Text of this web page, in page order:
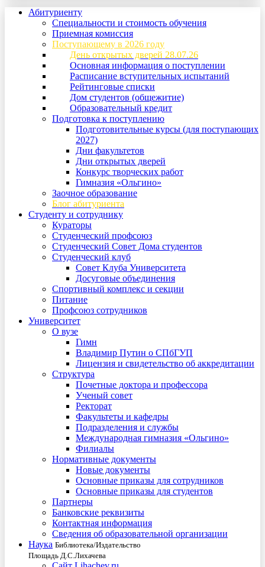
Абитуриенту
Специальности и стоимость обучения
Приемная комиссия
Поступающему в 2026 году
День открытых дверей 28.07.26
Основная информация о поступлении
Расписание вступительных испытаний
Рейтинговые списки
Дом студентов (общежитие)
Образовательный кредит
Подготовка к поступлению
Подготовительные курсы (для поступающих
2027)
Дни факультетов
Дни открытых дверей
Конкурс творческих работ
Гимназия «Ольгино»
Заочное образование
Блог абитуриента
Студенту и сотруднику
Кураторы
Студенческий профсоюз
Студенческий Совет Дома студентов
Студенческий клуб
Совет Клуба Университета
Досуговые объединения
Спортивный комплекс и секции
Питание
Профсоюз сотрудников
Университет
О вузе
Гимн
Владимир Путин о СПбГУП
Лицензия и свидетельство об аккредитации
Структура
Почетные доктора и профессора
Ученый совет
Ректорат
Факультеты и кафедры
Подразделения и службы
Международная гимназия «Ольгино»
Филиалы
Нормативные документы
Новые документы
Основные приказы для сотрудников
Основные приказы для студентов
Партнеры
Банковские реквизиты
Контактная информация
Сведения об образовательной организации
Наука Библиотека/Издательство
Площадь Д.С.Лихачева